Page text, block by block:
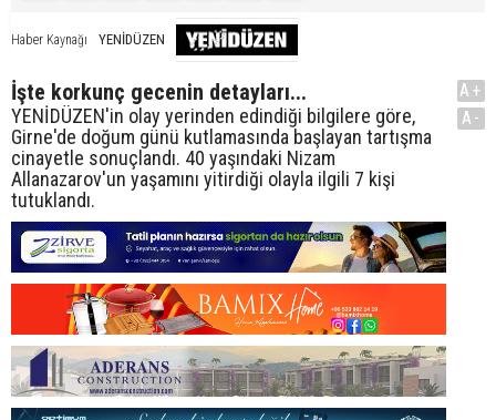
Haber Kaynağı YENİDÜZEN
İşte korkunç gecenin detayları...
YENİDÜZEN'in olay yerinden edindiği bilgilere göre,
Girne'de doğum günü kutlamasında başlayan tartışma
cinayetle sonuçlandı. 40 yaşındaki Nizam
Allanazarov'un yaşamını yitirdiği olayla ilgili 7 kişi
tutuklandı.
A+
A-